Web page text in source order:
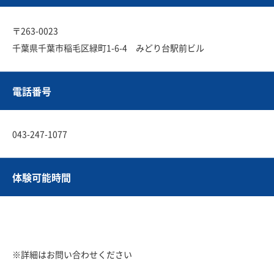
〒263-0023
千葉県千葉市稲毛区緑町1-6-4 みどり台駅前ビル
電話番号
043-247-1077
体験可能時間
※詳細はお問い合わせください